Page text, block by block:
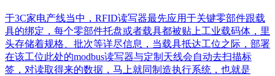
于3C家电产线当中，RFID读写器最先应用于关键零部件跟载
具的绑定，每个零部件托盘或者载具都被贴上工业载码体，里
头存储着规格、批次等详尽信息，当载具抵达工位之际，部署
在该工位此处的modbus读写器与定制天线会自动去扫描标
签，对读取得来的数据，马上就同制造执行系统，也就是